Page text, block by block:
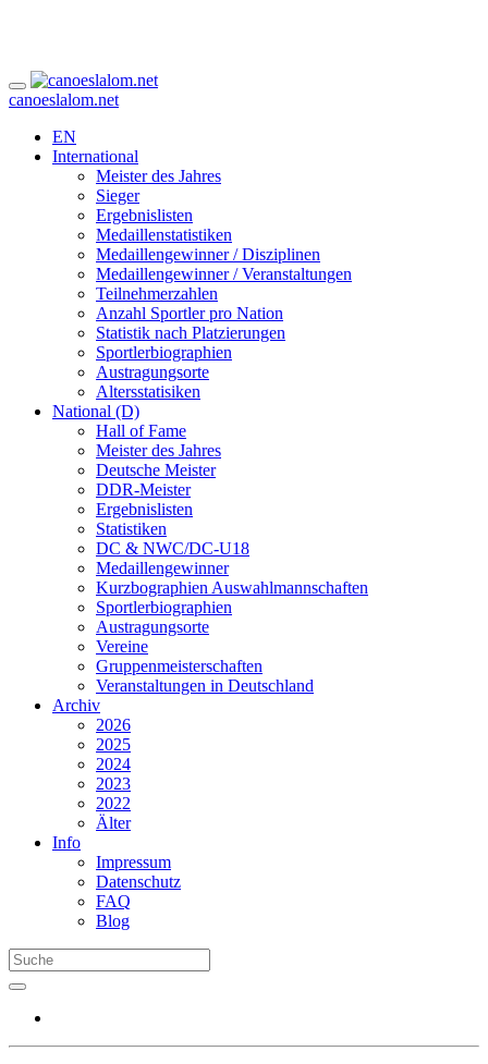
canoeslalom.net
EN
International
Meister des Jahres
Sieger
Ergebnislisten
Medaillenstatistiken
Medaillengewinner / Disziplinen
Medaillengewinner / Veranstaltungen
Teilnehmerzahlen
Anzahl Sportler pro Nation
Statistik nach Platzierungen
Sportlerbiographien
Austragungsorte
Altersstatisiken
National (D)
Hall of Fame
Meister des Jahres
Deutsche Meister
DDR-Meister
Ergebnislisten
Statistiken
DC & NWC/DC-U18
Medaillengewinner
Kurzbographien Auswahlmannschaften
Sportlerbiographien
Austragungsorte
Vereine
Gruppenmeisterschaften
Veranstaltungen in Deutschland
Archiv
2026
2025
2024
2023
2022
Älter
Info
Impressum
Datenschutz
FAQ
Blog